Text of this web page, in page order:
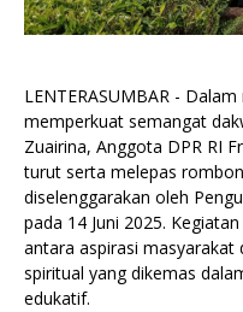
LENTERASUMBAR -
memperkuat semangat
Zuairina, Anggota DPR RI
turut serta melepas
diselenggarakan oleh
pada 14 Juni 2025.
antara aspirasi masyarakat
spiritual yang dikemas
edukatif.